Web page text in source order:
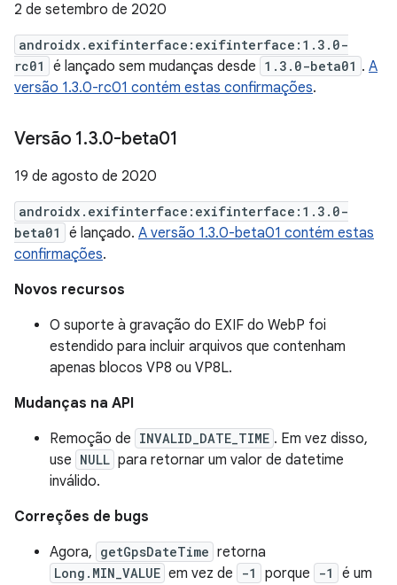
2 de setembro de 2020
androidx.exifinterface:exifinterface:1.3.0-
rc01
é lançado sem mudanças desde 1.3.0-beta01 . A
versão 1.3.0-rc01 contém estas confirmações.
Versão 1.3.0-beta01
19 de agosto de 2020
androidx.exifinterface:exifinterface:1.3.0-
beta01
é lançado. A versão 1.3.0-beta01 contém estas
confirmações.
Novos recursos
O suporte à gravação do EXIF do WebP foi
estendido para incluir arquivos que contenham
apenas blocos VP8 ou VP8L.
Mudanças na API
Remoção de INVALID_DATE_TIME . Em vez disso,
use NULL para retornar um valor de datetime
inválido.
Correções de bugs
Agora, getGpsDateTime retorna
Long.MIN_VALUE em vez de -1 porque -1
é um